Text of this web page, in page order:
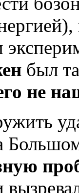
был
не